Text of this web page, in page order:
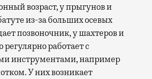
возраст, у прыгунов и
из-за больших осевых
позвоночник, у шахтеров и
регулярно работает с
инструментами, например
У них возникает